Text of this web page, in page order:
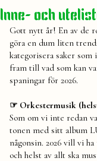
Inne- och
Gott nytt år! En av de
göra en dum liten
kategorisera saker
fram till vad som kan
spaningar för 2026.
☞ Orkestermusik
Som om vi inte redan
tonen med sitt album
någonsin. 2026 vill vi
och helst av allt ska